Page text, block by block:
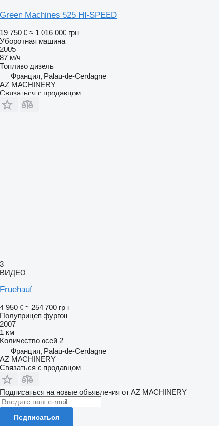
Green Machines 525 HI-SPEED
19 750 € ≈ 1 016 000 грн
Уборочная машина
2005
87 м/ч
Топливо дизель
Франция, Palau-de-Cerdagne
AZ MACHINERY
Связаться с продавцом
3
ВИДЕО
Fruehauf
4 950 € ≈ 254 700 грн
Полуприцеп фургон
2007
1 км
Количество осей 2
Франция, Palau-de-Cerdagne
AZ MACHINERY
Связаться с продавцом
Подписаться на новые объявления от AZ MACHINERY
Подписаться